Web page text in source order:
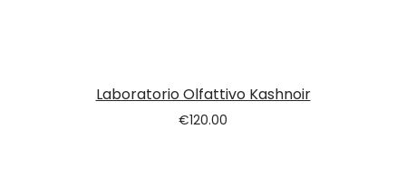
Laboratorio Olfattivo Kashnoir
€120.00